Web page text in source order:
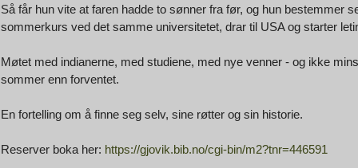
Så får hun vite at faren hadde to sønner fra før, og hun bestemmer
sommerkurs ved det samme universitetet, drar til USA og starter
Møtet med indianerne, med studiene, med nye venner - og ikke
sommer enn forventet.
En fortelling om å finne seg selv, sine røtter og sin historie.
Reserver boka her: https://gjovik.bib.no/cgi-bin/m2?tnr=446591